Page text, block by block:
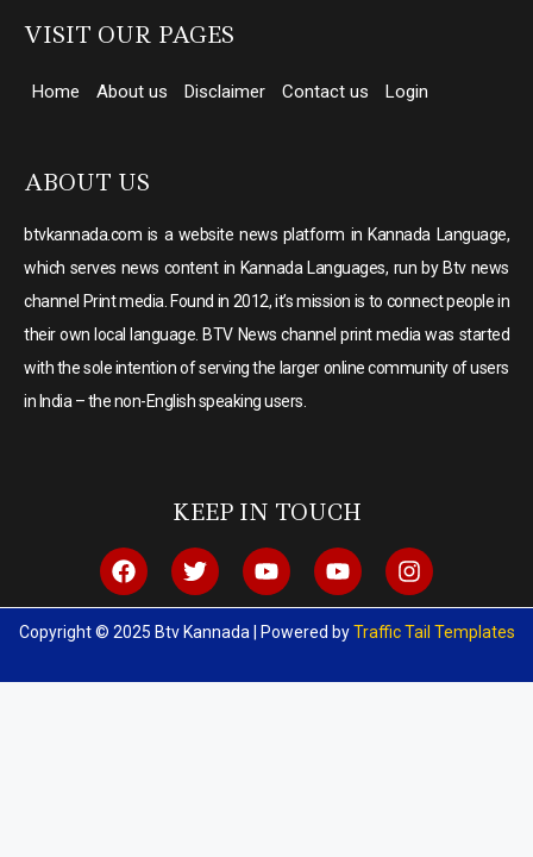
VISIT OUR PAGES
Home About us Disclaimer Contact us Login
ABOUT US
btvkannada.com is a website news platform in Kannada Language,
which serves news content in Kannada Languages, run by Btv news
channel Print media. Found in 2012, it’s mission is to connect people in
their own local language. BTV News channel print media was started
with the sole intention of serving the larger online community of users
in India – the non-English speaking users.
KEEP IN TOUCH
Copyright © 2025 Btv Kannada | Powered byTraffic Tail Templates